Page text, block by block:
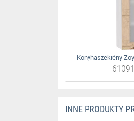
Konyhaszekrény
INNE PRODUKTY